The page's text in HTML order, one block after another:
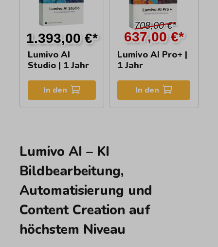
Lumivo AI
Studio | 1 Jahr
1.393,00 €*
In den
Lumivo AI Pro+ |
1 Jahr
637,00 €*
708,00 €*
In den
Lumivo AI – KI
Bildbearbeitung,
Automatisierung und
Content Creation auf
höchstem Niveau